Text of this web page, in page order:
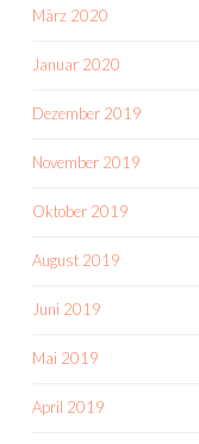
März 2020
Januar 2020
Dezember 2019
November 2019
Oktober 2019
August 2019
Juni 2019
Mai 2019
April 2019